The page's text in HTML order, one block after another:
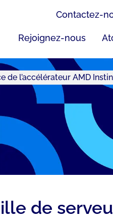
Contactez-
Rejoignez-nous
de l’accélérateur AMD
de